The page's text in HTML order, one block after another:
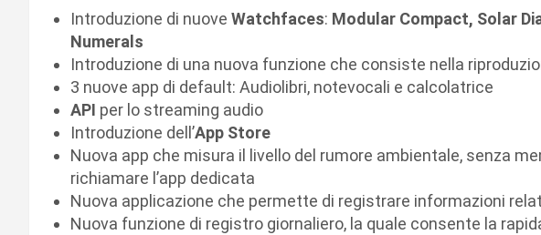
Introduzione di nuove Watchfaces: Modular Compact, Solar
Numerals
Introduzione di una nuova funzione che consiste nella
3 nuove app di default: Audiolibri, notevocali e calcolatrice
API per lo streaming audio
Introduzione dell’App Store
Nuova app che misura il livello del rumore ambientale, senza
richiamare l’app dedicata
Nuova applicazione che permette di registrare informazioni
Nuova funzione di registro giornaliero, la quale consente la